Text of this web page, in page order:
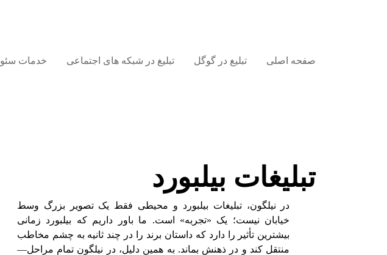
صفحه اصلی تبلیغ در گوگل تبلیغ در شبکه های اجتماعی خدمات سئو
تبلیغات بیلبورد
در نیلگون، تبلیغات بیلبورد و محیطی فقط یک تصویر بزرگ وسط
خیابان نیست؛ یک «تجربه» است. ما باور داریم که بیلبورد زمانی
بیشترین تأثیر را دارد که داستان برند را در چند ثانیه به چشم مخاطب
منتقل کند و در ذهنش بماند. به همین دلیل، در نیلگون تمام مراحل—